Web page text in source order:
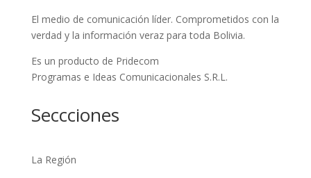
El medio de comunicación líder. Comprometidos con la
verdad y la información veraz para toda Bolivia.
Es un producto de Pridecom
Programas e Ideas Comunicacionales S.R.L.
Seccciones
La Región